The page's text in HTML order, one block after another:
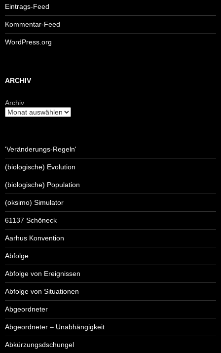
Eintrags-Feed
Kommentar-Feed
WordPress.org
ARCHIV
Archiv
'Veränderungs-Regeln'
(biologische) Evolution
(biologische) Population
(oksimo) Simulator
61137 Schöneck
Aarhus Konvention
Abfolge
Abfolge von Ereignissen
Abfolge von Situationen
Abgeordneter
Abgeordneter – Unabhängigkeit
Abkürzungsdschungel